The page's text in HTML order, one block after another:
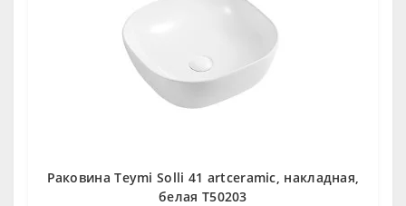
Раковина Teymi Solli 41 artceramic, накладная,
белая T50203